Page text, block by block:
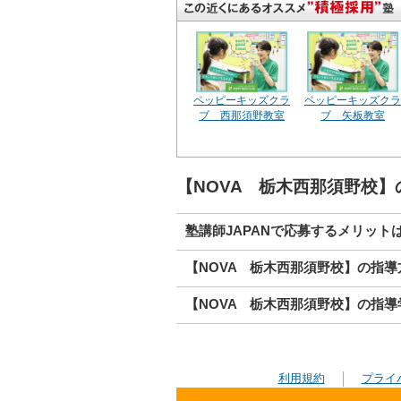
ペッピーキッズクラ
ブ 西那須野教室
ペッピーキッズクラ
ブ 矢板教室
【NOVA 栃木西那須野校
塾講師JAPANで応募するメリット
【NOVA 栃木西那須野校】の指導
【NOVA 栃木西那須野校】の指導
利用規約 プライ